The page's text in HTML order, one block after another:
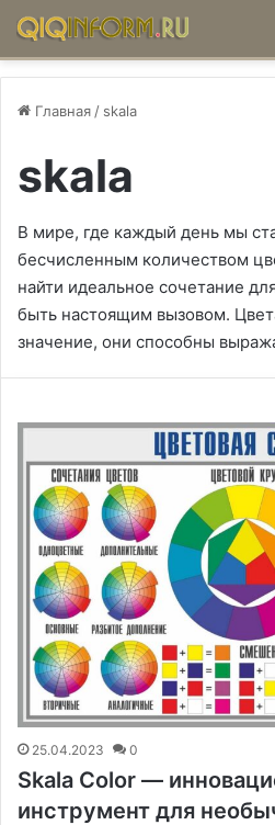
Главная / skala
skala
В мире, где каждый день мы
бесчисленным количеством
найти идеальное сочетание
быть настоящим вызовом.
значение, они способны
25.04.2023 0
Skala Color —
инструмент для